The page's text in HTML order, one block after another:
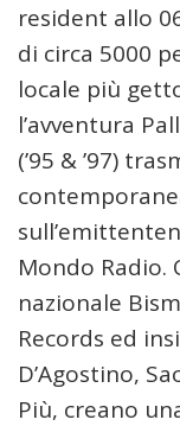
resident allo
di circa 5000
locale più
l’avventura
(’95 & ’97)
Mondo Radio.
nazionale
Records ed
D’Agostino,
Più, creano